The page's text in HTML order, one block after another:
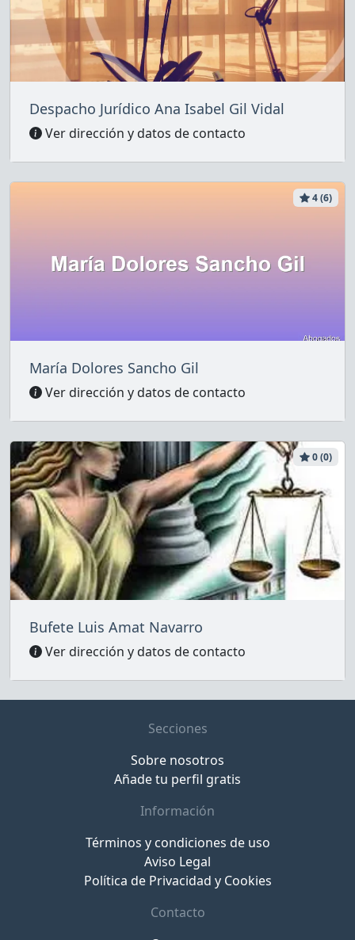
Despacho Jurídico Ana Isabel Gil Vidal
Ver dirección y datos de contacto
4 (6)
María Dolores Sancho Gil
Ver dirección y datos de contacto
0 (0)
Bufete Luis Amat Navarro
Ver dirección y datos de contacto
Secciones
Sobre nosotros
Añade tu perfil gratis
Información
Términos y condiciones de uso
Aviso Legal
Política de Privacidad y Cookies
Contacto